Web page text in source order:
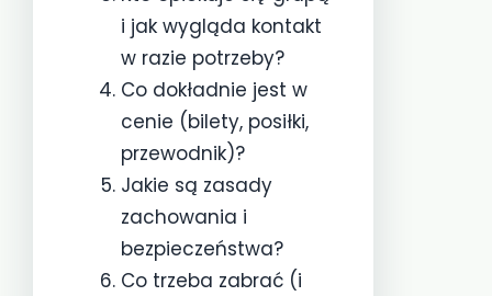
i jak wygląda kontakt
w razie potrzeby?
Co dokładnie jest w
cenie (bilety, posiłki,
przewodnik)?
Jakie są zasady
zachowania i
bezpieczeństwa?
Co trzeba zabrać (i